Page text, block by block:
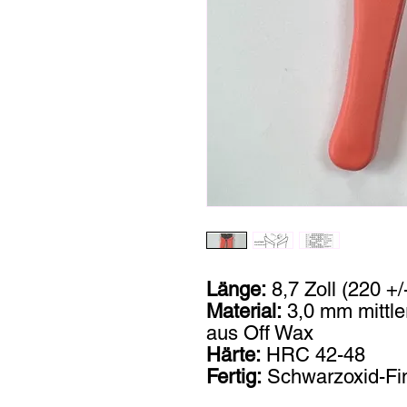
Länge: 8,7 Zoll (220
Material: 3,0 mm
aus Off Wax
Härte: HRC 42-48
Fertig: Schwarzoxid-